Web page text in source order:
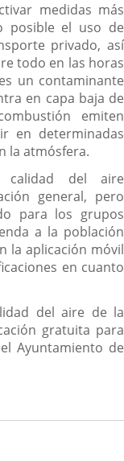
medidas más
posible el uso de
privado, así
todo en las horas
un contaminante
en capa baja de
emiten
en determinadas
la atmósfera.
calidad del aire
general, pero
para los grupos
a la población
la aplicación móvil
en cuanto
del aire de la
gratuita para
Ayuntamiento de